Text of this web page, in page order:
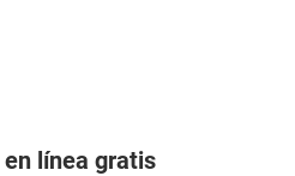
línea gratis